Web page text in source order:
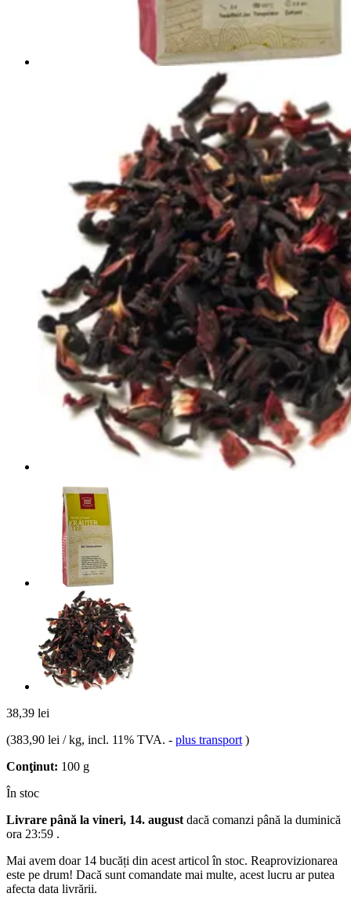
38,39 lei
(383,90 lei / kg, incl. 11% TVA. - plus transport )
Conţinut: 100 g
În stoc
Livrare până la vineri, 14. august dacă comanzi până la duminică
ora 23:59 .
Mai avem doar 14 bucăți din acest articol în stoc. Reaprovizionarea
este pe drum! Dacă sunt comandate mai multe, acest lucru ar putea
afecta data livrării.